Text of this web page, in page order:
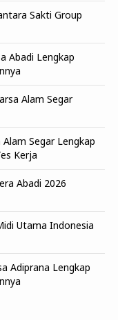
Sakti Group
Abadi Lengkap
Alam Segar
Segar Lengkap
Kerja
Abadi 2026
Utama Indonesia
Adiprana Lengkap